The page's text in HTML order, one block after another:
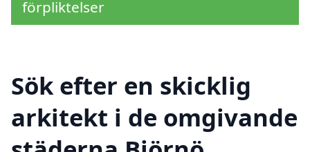
förpliktelser
Sök efter en skicklig
arkitekt i de omgivande